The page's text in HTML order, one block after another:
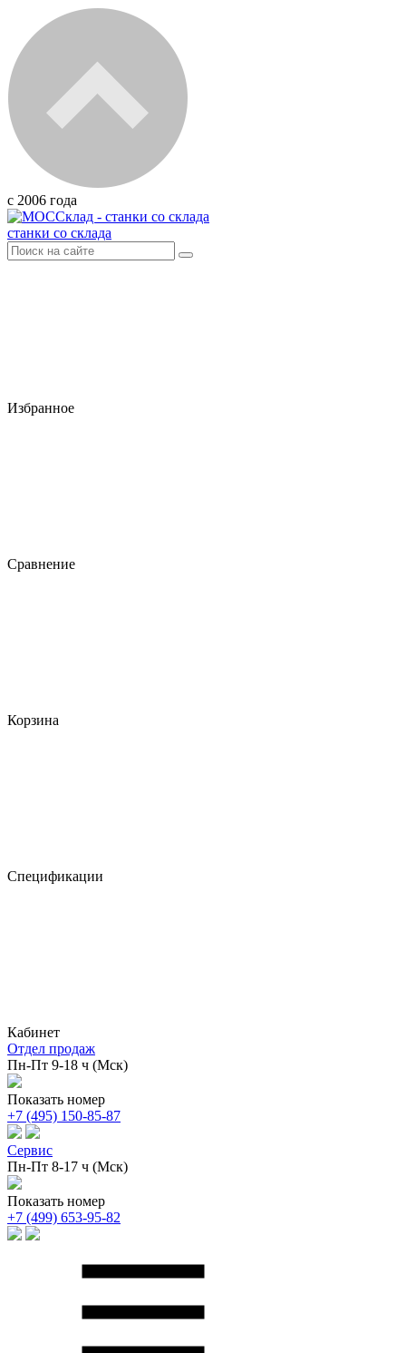
с 2006 года
станки со склада
Избранное
Сравнение
Корзина
Спецификации
Кабинет
Отдел продаж
Пн-Пт 9-18 ч (Мск)
Показать номер
+7 (495) 150-85-87
Сервис
Пн-Пт 8-17 ч (Мск)
Показать номер
+7 (499) 653-95-82